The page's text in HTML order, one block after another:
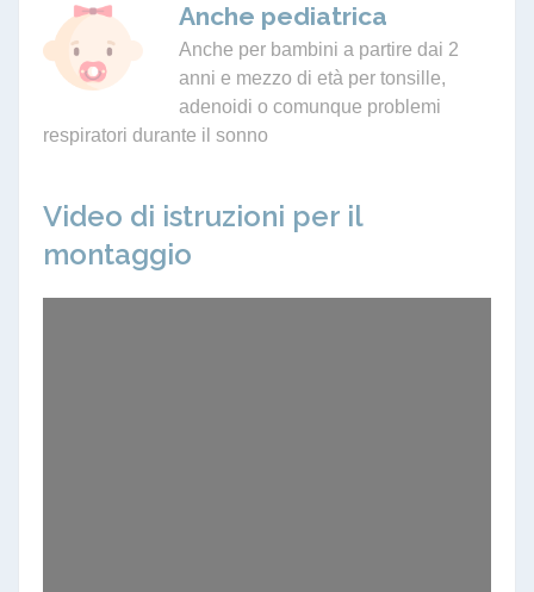
Anche pediatrica
Anche per bambini a partire dai 2
anni e mezzo di età per tonsille,
adenoidi o comunque problemi
respiratori durante il sonno
Video di istruzioni per il
montaggio